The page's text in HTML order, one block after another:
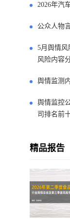
2026年汽
公众人物
5月舆情风
风险内容
舆情监测
舆情监控
司排名前
精品报告